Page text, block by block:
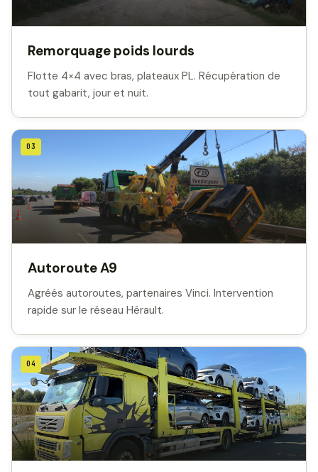
Remorquage poids lourds
Flotte 4×4 avec bras, plateaux PL. Récupération de
tout gabarit, jour et nuit.
03
Autoroute A9
Agréés autoroutes, partenaires Vinci. Intervention
rapide sur le réseau Hérault.
04